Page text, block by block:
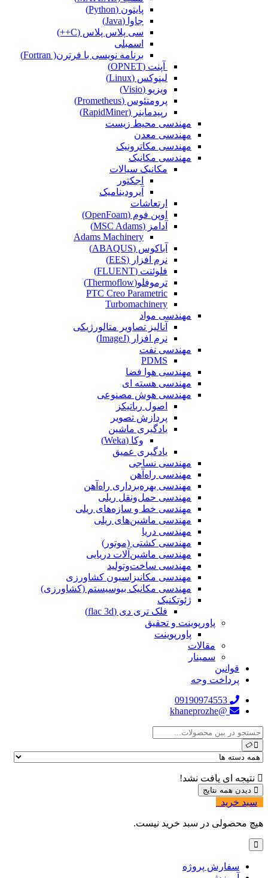
پایتون (Python)
جاوا (Java)
سی پلاس پلاس (C++)
اسمبلی
برنامه نویسی با فرترن( Fortran)
آپنت (OPNET)
لینوکس (Linux)
ویزیو (Visio)
پرومتئوس (Prometheus)
رپیدماینر (RapidMiner)
مهندسی محیط زیست
مهندسی معدن
مهندسی مکاترونیک
مهندسی مکانیک
مکانیک سیالات
اجکتور
آیرودینامیک
ارتعاشات
اوپن فوم (OpenFoam)
آدامز (MSC Adams)
Adams Machinery
آباکوس (ABAQUS)
نرم افزار (EES)
فلوئنت (FLUENT)
ترموفلو(Thermoflow)
PTC Creo Parametric
Turbomachinery
مهندسی مواد
آنالیز تصاویر متالورژیکی
نرم افزار (ImageJ)
مهندسی نفت
PDMS
مهندسی هوا فضا
مهندسی هسته ای
مهندسی هوش مصنوعی
اصول رباتیکز
پردازش تصویر
یادگیری ماشین
وکا (Weka)
یادگیری عمیق
مهندسی نساجی
مهندسی راه‌آهن
مهندسی بهره‌برداری راه‌آهن
مهندسی حمل‌ونقل ریلی
مهندسی خط و سازه‌های ریلی
مهندسی ماشین‌های ریلی
مهندسی دریا
مهندسی کشتی (موتور)
مهندسی ماشین‌آلات دریایی
مهندسی ساخت‌وتولید
مهندسی مکانیزاسیون کشاورزی
مهندسی مکانیک بیوسیستم (کشاورزی)
ژئوتکنیک
فلک تری دی (flac 3d)
پاورپوینت و تحقیق
پاورپوینت
مقالات
سمینار
قوانین
پرداخت وجه
09190974553
@khaneprozhe
نتیجه ای یافت نشد!
سبد خرید
هیچ محصولی در سبد خرید نیست.
سفارش پروژه